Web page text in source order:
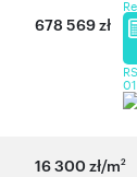
678 569 zł
16 300 zł/m2